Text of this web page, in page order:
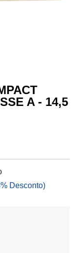
A - 14,5
Desconto)